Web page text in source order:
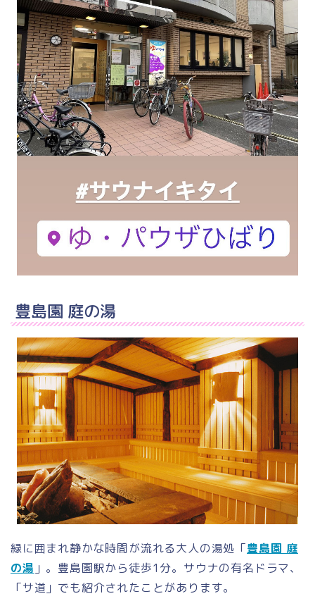
豊島園 庭の湯
緑に囲まれ静かな時間が流れる大人の湯処「豊島園 庭
の湯 」。豊島園駅から徒歩1分。サウナの有名ドラマ、
「サ道」でも紹介されたことがあります。